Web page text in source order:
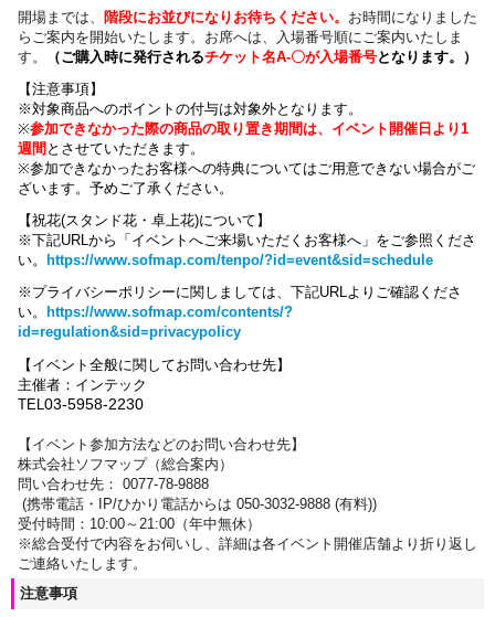
開場までは、
階段にお並びになりお待ちください。 お時間になりました
らご案内を開始いたします。お席へは、入場番号順にご案内いたしま
す。
（ご購入時に発行されるチケット名A-〇が入場番号となります。）
【注意事項】
※対象商品へのポイントの付与は対象外となります。
※参加できなかった際の商品の取り置き期間は、イベント開催日より1
週間 とさせていただきます。
※参加できなかったお客様への特典についてはご用意できない場合がご
ざいます。 予めご了承ください。
【祝花(スタンド花・卓上花)について】
※下記URLから「イベントへご来場いただくお客様へ」をご参照くださ
い。
https://www.sofmap.com/tenpo/?id=event&sid=schedule
※プライバシーポリシーに関しましては、下記URLよりご確認くださ
い。
https://www.sofmap.com/contents/?
id=regulation&sid=privacypolicy
【イベント全般に関してお問い合わせ先】
主催者：インテック
TEL 03-5958-2230
【イベント参加方法などのお問い合わせ先】
株式会社ソフマップ（総合案内）
問い合わせ先： 0077-78-9888
(携帯電話・IP/ひかり電話からは 050-3032-9888 (有料))
受付時間：10:00～21:00（年中無休）
※総合受付で内容をお伺いし、詳細は各イベント開催店舗より折り返し
ご連絡いたします。
注意事項